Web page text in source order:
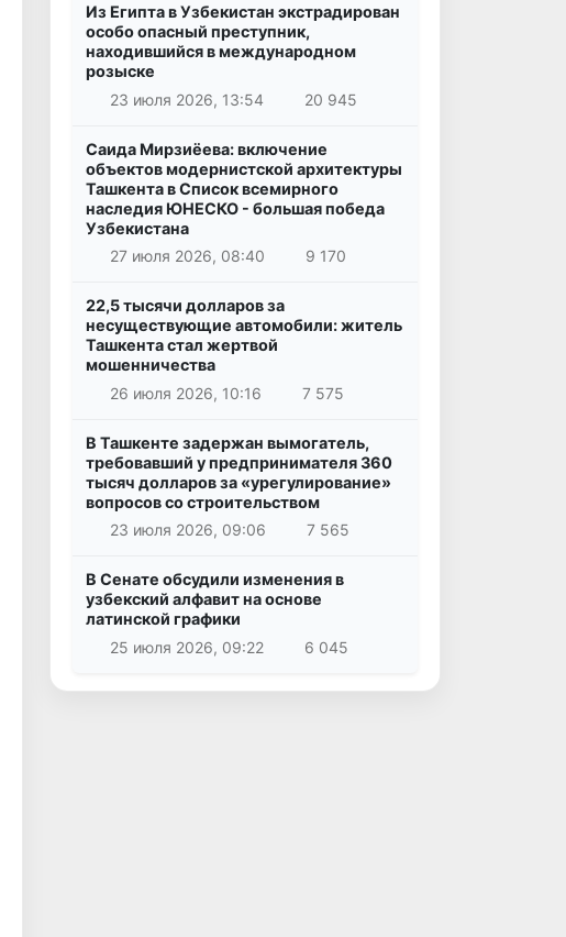
Из Египта в Узбекистан экстрадирован
особо опасный преступник,
находившийся в международном
розыске
23 июля 2026, 13:54
20 945
Саида Мирзиёева: включение
объектов модернистской архитектуры
Ташкента в Список всемирного
наследия ЮНЕСКО - большая победа
Узбекистана
27 июля 2026, 08:40
9 170
22,5 тысячи долларов за
несуществующие автомобили: житель
Ташкента стал жертвой
мошенничества
26 июля 2026, 10:16
7 575
В Ташкенте задержан вымогатель,
требовавший у предпринимателя 360
тысяч долларов за «урегулирование»
вопросов со строительством
23 июля 2026, 09:06
7 565
В Сенате обсудили изменения в
узбекский алфавит на основе
латинской графики
25 июля 2026, 09:22
6 045